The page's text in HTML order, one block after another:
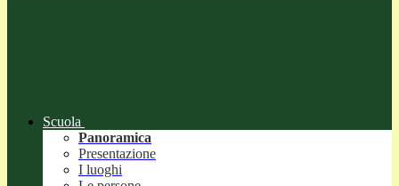
Scuola
Panoramica
Presentazione
I luoghi